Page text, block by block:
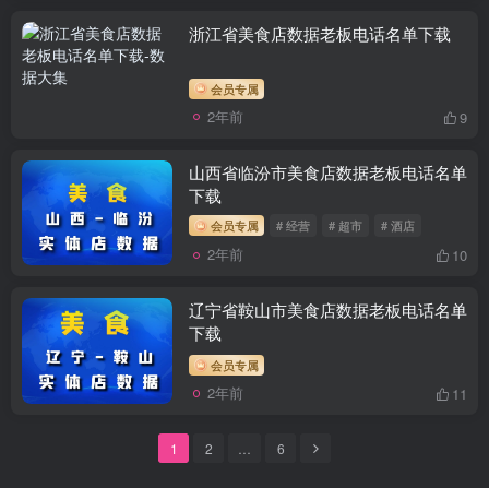
浙江省美食店数据老板电话名单下载
会员专属
2年前 9
山西省临汾市美食店数据老板电话名单
下载
会员专属 # 经营 # 超市 # 酒店
2年前 10
辽宁省鞍山市美食店数据老板电话名单
下载
会员专属
2年前 11
1 2 6